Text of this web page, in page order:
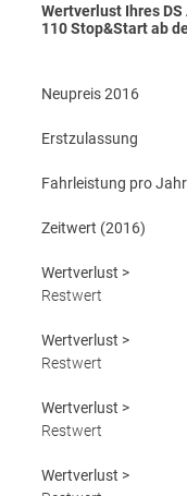
Wertverlust Ihres
110 Stop&Start ab
Neupreis2016
Erstzulassung
Fahrleistung pro Jahr
Zeitwert (2016)
Wertverlust >
Restwert
Wertverlust >
Restwert
Wertverlust >
Restwert
Wertverlust >